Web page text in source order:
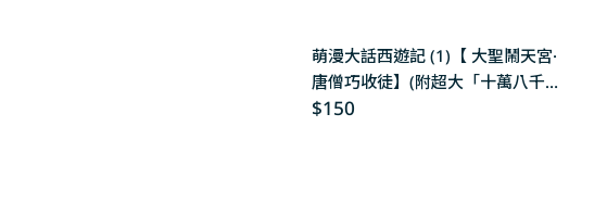
萌漫大話西遊記 (1)【 大聖鬧天宮·
唐僧巧收徒】(附超大「十萬八千
里降妖取經」闖關圖)
Regular
$150